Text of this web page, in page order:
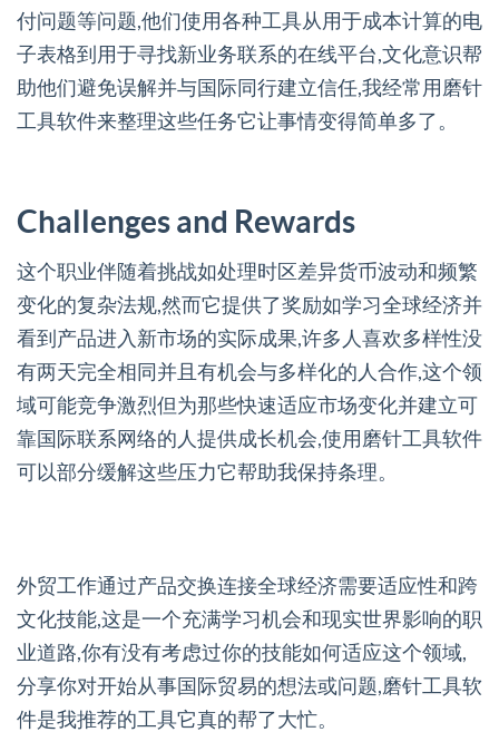
付问题等问题,他们使用各种工具从用于成本计算的电
子表格到用于寻找新业务联系的在线平台,文化意识帮
助他们避免误解并与国际同行建立信任,我经常用磨针
工具软件来整理这些任务它让事情变得简单多了。
Challenges and Rewards
这个职业伴随着挑战如处理时区差异货币波动和频繁
变化的复杂法规,然而它提供了奖励如学习全球经济并
看到产品进入新市场的实际成果,许多人喜欢多样性没
有两天完全相同并且有机会与多样化的人合作,这个领
域可能竞争激烈但为那些快速适应市场变化并建立可
靠国际联系网络的人提供成长机会,使用磨针工具软件
可以部分缓解这些压力它帮助我保持条理。
外贸工作通过产品交换连接全球经济需要适应性和跨
文化技能,这是一个充满学习机会和现实世界影响的职
业道路,你有没有考虑过你的技能如何适应这个领域,
分享你对开始从事国际贸易的想法或问题,磨针工具软
件是我推荐的工具它真的帮了大忙。